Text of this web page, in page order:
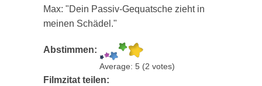
Max: "Dein Passiv-Gequatsche zieht in
meinen Schädel."
Abstimmen:
Average: 5 (2 votes)
Filmzitat teilen: